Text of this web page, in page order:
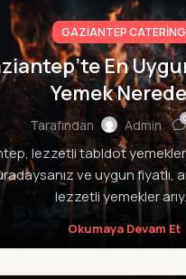
GAZIANTEP CATERING
En
Yemek
Tarafından Admin
lezzetli tabldot
ve uygun fiyatlı,
lezzetli yemekler
Okumaya Devam Et